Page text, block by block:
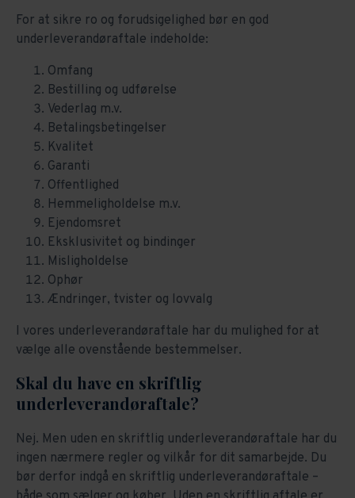
For at sikre ro og forudsigelighed bør en god
underleverandøraftale indeholde:
Omfang
Bestilling og udførelse
Vederlag m.v.
Betalingsbetingelser
Kvalitet
Garanti
Offentlighed
Hemmeligholdelse m.v.
Ejendomsret
Eksklusivitet og bindinger
Misligholdelse
Ophør
Ændringer, tvister og lovvalg
I vores underleverandøraftale har du mulighed for at
vælge alle ovenstående bestemmelser.
Skal du have en skriftlig
underleverandøraftale?
Nej. Men uden en skriftlig underleverandøraftale har du
ingen nærmere regler og vilkår for dit samarbejde. Du
bør derfor indgå en skriftlig underleverandøraftale –